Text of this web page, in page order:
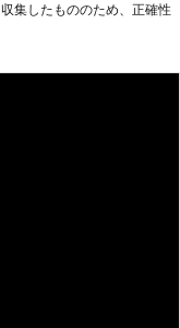
ってしまい、気が動転
で充電できます。この
先のバッテリー切れに
することが可能で
テリー上
がった際に電気を供給
逆に供給する電圧
集したもののため、正確性